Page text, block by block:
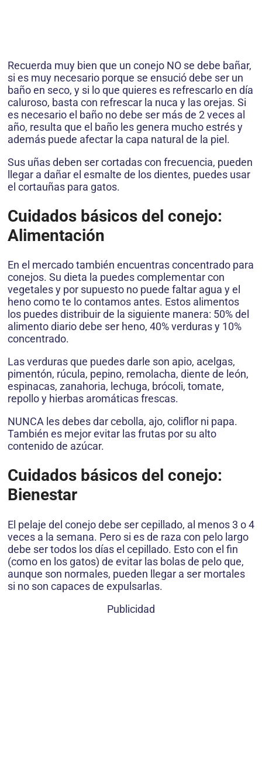
Recuerda muy bien que un conejo NO se debe bañar,
si es muy necesario porque se ensució debe ser un
baño en seco, y si lo que quieres es refrescarlo en día
caluroso, basta con refrescar la nuca y las orejas. Si
es necesario el baño no debe ser más de 2 veces al
año, resulta que el baño les genera mucho estrés y
además puede afectar la capa natural de la piel.
Sus uñas deben ser cortadas con frecuencia, pueden
llegar a dañar el esmalte de los dientes, puedes usar
el cortauñas para gatos.
Cuidados básicos del conejo:
Alimentación
En el mercado también encuentras concentrado para
conejos. Su dieta la puedes complementar con
vegetales y por supuesto no puede faltar agua y el
heno como te lo contamos antes. Estos alimentos
los puedes distribuir de la siguiente manera: 50% del
alimento diario debe ser heno, 40% verduras y 10%
concentrado.
Las verduras que puedes darle son apio, acelgas,
pimentón, rúcula, pepino, remolacha, diente de león,
espinacas, zanahoria, lechuga, brócoli, tomate,
repollo y hierbas aromáticas frescas.
NUNCA les debes dar cebolla, ajo, coliflor ni papa.
También es mejor evitar las frutas por su alto
contenido de azúcar.
Cuidados básicos del conejo:
Bienestar
El pelaje del conejo debe ser cepillado, al menos 3 o 4
veces a la semana. Pero si es de raza con pelo largo
debe ser todos los días el cepillado. Esto con el fin
(como en los gatos) de evitar las bolas de pelo que,
aunque son normales, pueden llegar a ser mortales
si no son capaces de expulsarlas.
Publicidad